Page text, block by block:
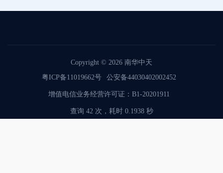
Copyright © 2026 南华中天
粤ICP备11019662号
公安备44030402002452
增值电信业务经营许可证：B1-20201911
查询 42 次，耗时 0.1938 秒